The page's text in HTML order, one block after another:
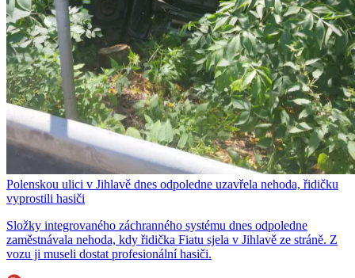
Polenskou ulici v Jihlavě dnes odpoledne uzavřela nehoda, řidičku
vyprostili hasiči
Složky integrovaného záchranného systému dnes odpoledne
zaměstnávala nehoda, kdy řidička Fiatu sjela v Jihlavě ze stráně. Z
vozu ji museli dostat profesionální hasiči.